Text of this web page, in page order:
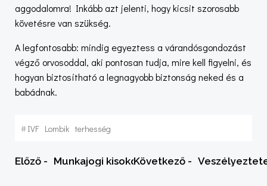
aggodalomra! Inkább azt jelenti, hogy kicsit szorosabb
követésre van szükség.
A legfontosabb: mindig egyeztess a várandósgondozást
végző orvosoddal, aki pontosan tudja, mire kell figyelni, és
hogyan biztosítható a legnagyobb biztonság neked és a
babádnak.
#IVF Lombik terhesség
Post
Előző - Munkajogi kisokosPost
Következő -